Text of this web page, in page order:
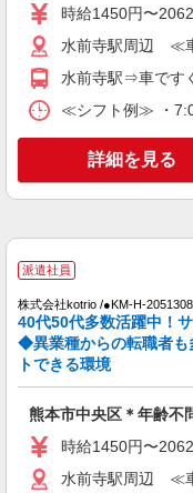
日研トータルソーシング
ス
ら通
キープ
日研トータルソーシング
ス
未経
時
熊
立体
（規定あり） ★勤務
時給1450円〜
水前寺駅周辺 ≪
水前寺駅⇒車です
≪シフト例≫ ・
詳細を見る
派遣社員
株式会社kotrio /●KM-H-2051308
40代50代多数活躍中！
◆異業種からの転職者も
トできる環境
熊本市中央区＊年齢不
時給1450円〜
水前寺駅周辺 ≪